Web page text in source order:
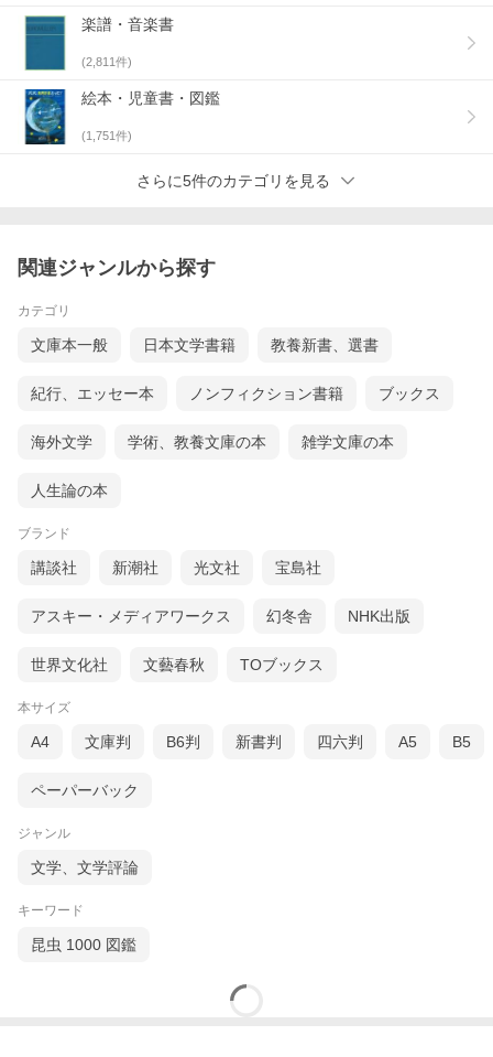
楽譜・音楽書
(2,811件)
絵本・児童書・図鑑
(1,751件)
さらに5件のカテゴリを見る
関連ジャンルから探す
カテゴリ
文庫本一般 日本文学書籍 教養新書、選書
紀行、エッセー本 ノンフィクション書籍 ブックス
海外文学 学術、教養文庫の本 雑学文庫の本
人生論の本
ブランド
講談社 新潮社 光文社 宝島社
アスキー・メディアワークス 幻冬舎 NHK出版
世界文化社 文藝春秋 TOブックス
本サイズ
A4 文庫判 B6判 新書判 四六判 A5 B5
ペーパーバック
ジャンル
文学、文学評論
キーワード
昆虫 1000 図鑑